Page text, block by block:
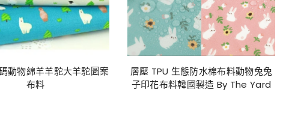
動物綿羊羊駝大羊駝圖案
布料
層壓 TPU 生態防水棉布料動物兔兔
子印花布料韓國製造 By The Yard